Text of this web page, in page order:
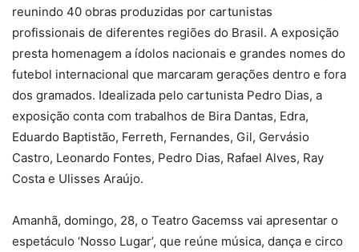
reunindo 40 obras produzidas por cartunistas
profissionais de diferentes regiões do Brasil. A exposição
presta homenagem a ídolos nacionais e grandes nomes do
futebol internacional que marcaram gerações dentro e fora
dos gramados. Idealizada pelo cartunista Pedro Dias, a
exposição conta com trabalhos de Bira Dantas, Edra,
Eduardo Baptistão, Ferreth, Fernandes, Gil, Gervásio
Castro, Leonardo Fontes, Pedro Dias, Rafael Alves, Ray
Costa e Ulisses Araújo.
Amanhã, domingo, 28, o Teatro Gacemss vai apresentar o
espetáculo ‘Nosso Lugar’, que reúne música, dança e circo